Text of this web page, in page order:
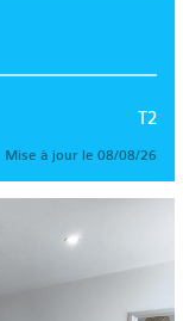
T2
Mise à jour le 08/08/26